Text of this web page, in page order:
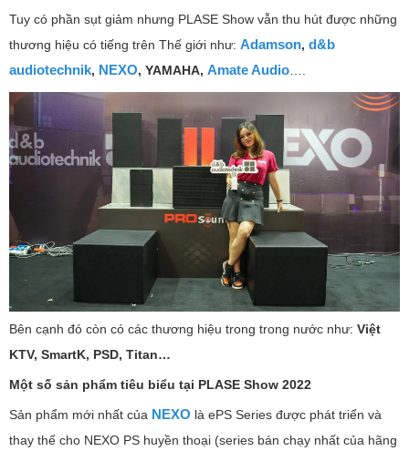
Tuy có phần sụt giảm nhưng PLASE Show vẫn thu hút được những
thương hiệu có tiếng trên Thế giới như: Adamson, d&b
audiotechnik, NEXO, YAMAHA, Amate Audio….
Bên cạnh đó còn có các thương hiệu trong trong nước như: Việt
KTV, SmartK, PSD, Titan…
Một số sản phẩm tiêu biểu tại PLASE Show 2022
Sản phẩm mới nhất của NEXO là ePS Series được phát triển và
thay thế cho NEXO PS huyền thoại (series bán chạy nhất của hãng